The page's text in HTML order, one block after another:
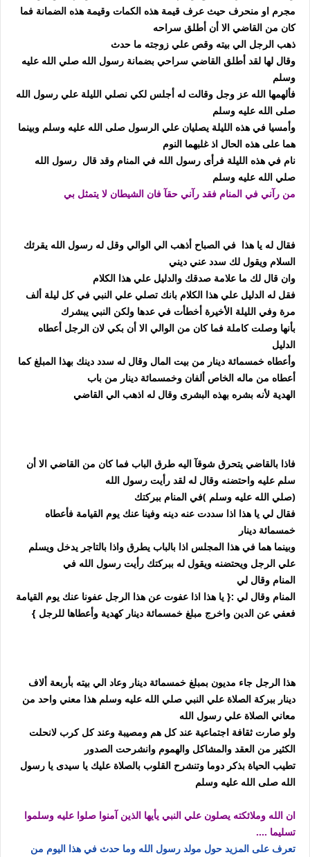
مجرم او منحرف حيث عرف قيمة هذه الكمات وقيمة هذه الضمانة فما
كان من القاضي الا أن أطلق سراحه
ذهب الرجل الي بيته وقص علي زوجته ما حدث
وقال لها لقد أطلق القاضي سراحي بضمانة رسول الله صلي الله عليه
وسلم
فألهمها الله عز وجل وقالت له أجلس لكي نصلي الليلة علي رسول الله
صلى الله عليه وسلم
وأمسيا في هذه الليلة يصليان علي الرسول صلى الله عليه وسلم وبينما
هما على هذه الحال اذ غلبهما النوم
نام في هذه الليلة فرأى رسول الله في المنام وقد قال رسول الله
صلي الله عليه وسلم
من رآني في المنام فقد رآني حقآ فان الشيطان لا يتمثل بي
فقال له يا هذا في الصباح أذهب الي الوالي وقل له رسول الله يقرئك
السلام ويقول لك سدد عني ديني
وان قال لك ما علامة صدقك والدليل علي هذا الكلام
فقل له الدليل علي هذا الكلام بانك تصلي علي النبي في كل ليلة ألف
مرة وفي الليلة الأخيرة أخطأت في عدها ولكن النبي يبشرك
بأنها وصلت كاملة فما كان من الوالي الا أن بكي لان الرجل أعطاه
الدليل
وأعطاه خمسمائة دينار من بيت المال وقال له سدد دينك بهذا المبلغ كما
أعطاه من ماله الخاص ألفان وخمسمائة دينار من باب
الهدية لأنه بشره بهذه البشرى وقال له اذهب الي القاضي
فاذا بالقاضي يتحرق شوقآ اليه طرق الباب فما كان من القاضي الا أن
سلم عليه واحتضنه وقال له لقد رأيت رسول الله
(صلي الله عليه وسلم )في المنام ببركتك
فقال لي يا هذا اذا سددت عنه دينه وفينا عنك يوم القيامة فأعطاه
خمسمائة دينار
وبينما هما في هذا المجلس اذا بالباب يطرق واذا بالتاجر يدخل ويسلم
علي الرجل ويحتضنه ويقول له ببركتك رأيت رسول الله في
المنام وقال لي
المنام وقال لي :{ يا هذا اذا عفوت عن هذا الرجل عفونا عنك يوم القيامة
فعفي عن الدين واخرج مبلغ خمسمائة دينار كهدية وأعطاها للرجل }
هذا الرجل جاء مديون بمبلغ خمسمائة دينار وعاد الي بيته بأربعة ألاف
دينار ببركة الصلاة علي النبي صلي الله عليه وسلم هذا معني واحد من
معاني الصلاة علي رسول الله
ولو صارت ثقافة اجتماعية عند كل هم ومصيبة وعند كل كرب لانحلت
الكثير من العقد والمشاكل والهموم وانشرحت الصدور
تطيب الحياة بذكر دوما وتنشرح القلوب بالصلاة عليك يا سيدى يا رسول
الله صلى الله عليه وسلم
ان الله وملائكته يصلون علي النبي يأيها الذين آمنوا صلوا عليه وسلموا
تسليما ....
تعرف على المزيد حول مولد رسول الله وما حدث في هذا اليوم من